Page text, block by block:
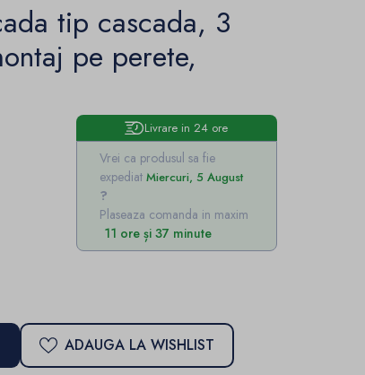
tip cascada, 3
pe perete,
Livrare in 24 ore
Vrei ca produsul sa fie
expediat Miercuri, 5 August
Plaseaza comanda in maxim
11 ore și 37 minute
ADAUGA LA WISHLIST